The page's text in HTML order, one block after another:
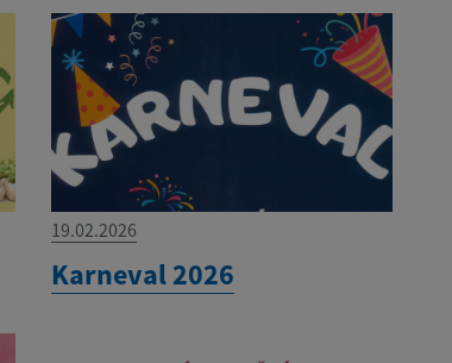
19.02.2026
Karneval 2026